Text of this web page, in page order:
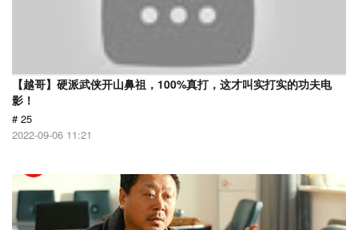
【越哥】硬派武侠开山鼻祖，100%真打，这才叫实打实的功夫电
影！
# 25
2022-09-06 11:21